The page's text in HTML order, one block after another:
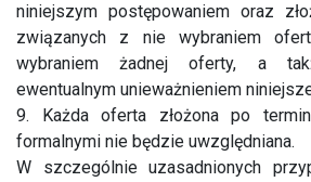
niniejszym postępowaniem oraz
związanych z nie wybraniem
wybraniem żadnej oferty, a
ewentualnym unieważnieniem
9. Każda oferta złożona po
formalnymi nie będzie uwzględniana.
W szczególnie uzasadnionych